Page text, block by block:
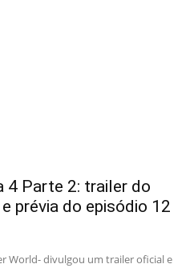
4 Parte 2: trailer do
prévia do episódio 12
World- divulgou um trailer oficial e